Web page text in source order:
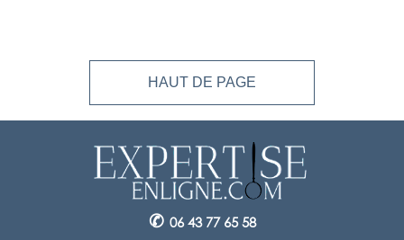
HAUT DE PAGE
✆ 06 43 77 65 58